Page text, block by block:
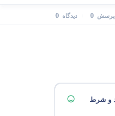
پرسش 0 دیدگاه 0